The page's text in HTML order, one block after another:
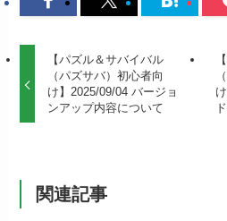
【パズル＆サバイバル
（パズサバ）初心者向
け】2025/09/04 バージョ
ンアップ内容について
関連記事